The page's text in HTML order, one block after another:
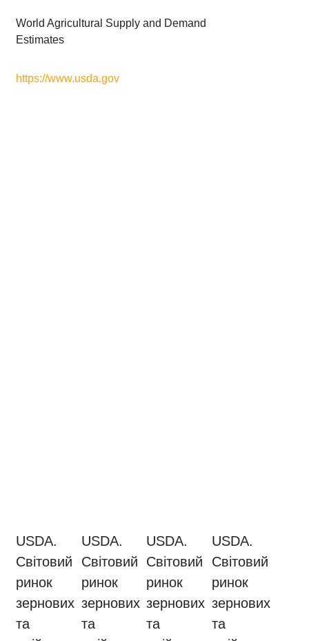
World Agricultural Supply and Demand
Estimates
https://www.usda.gov
USDA.
Світовий
ринок
зернових
та
USDA.
Світовий
ринок
зернових
та
USDA.
Світовий
ринок
зернових
та
USDA.
Світовий
ринок
зернових
та